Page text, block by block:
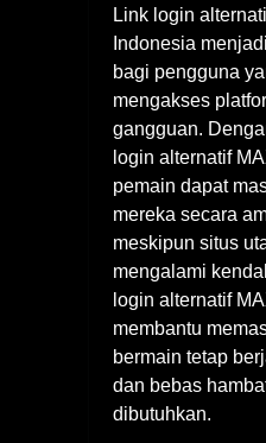
Link login
Indonesia
bagi pengguna
mengakses
gangguan.
login alternatif
pemain dapat
mereka secara
meskipun situs
mengalami
login alternatif
membantu
bermain tetap
dan bebas
dibutuhkan.